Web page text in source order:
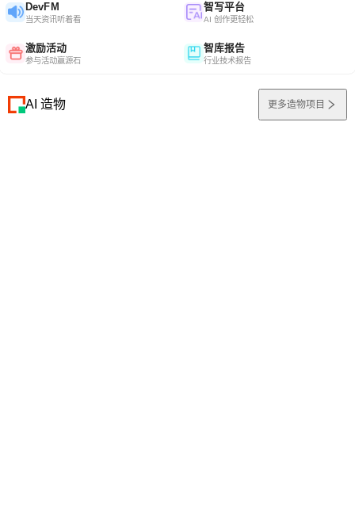
DevFM
当天资讯听着看
智写平台
AI 创作更轻松
激励活动
参与活动赢源石
智库报告
行业技术报告
AI 造物 更多造物项目